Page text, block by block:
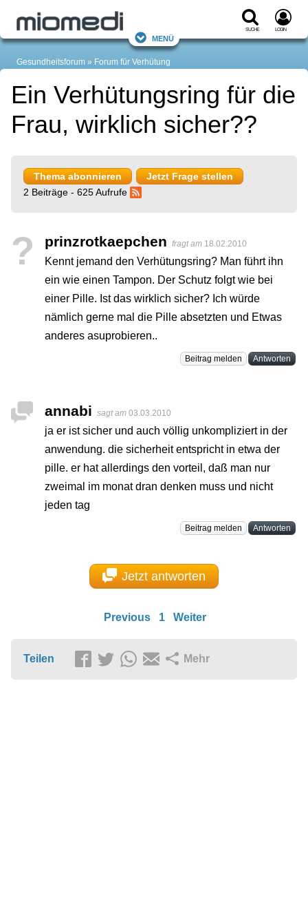
Suche Login
Menü
Gesundheitsforum Forum für Verhütung
Ein Verhütungsring für die
Frau, wirklich sicher??
Thema abonnieren
Jetzt Frage stellen
2 Beiträge - 625 Aufrufe
? prinzrotkaepchen fragt am 18.02.2010
Kennt jemand den Verhütungsring? Man führt ihn
ein wie einen Tampon. Der Schutz folgt wie bei
einer Pille. Ist das wirklich sicher? Ich würde
nämlich gerne mal die Pille absetzten und Etwas
anderes asuprobieren..
Beitrag melden Antworten
annabi sagt am 03.03.2010
ja er ist sicher und auch völlig unkompliziert in der
anwendung. die sicherheit entspricht in etwa der
pille. er hat allerdings den vorteil, daß man nur
zweimal im monat dran denken muss und nicht
jeden tag
Beitrag melden Antworten
Jetzt antworten
Previous 1 Weiter
Teilen Mehr